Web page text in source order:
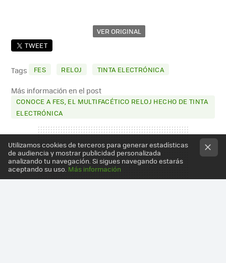
VER ORIGINAL
TWEET
Tags FES RELOJ TINTA ELECTRÓNICA
Más información en el post
CONOCE A FES, EL MULTIFACÉTICO RELOJ HECHO DE TINTA
ELECTRÓNICA
Utilizamos cookies de terceros para generar estadísticas
de audiencia y mostrar publicidad personalizada
analizando tu navegación. Si sigues navegando estarás
aceptando su uso. Más información